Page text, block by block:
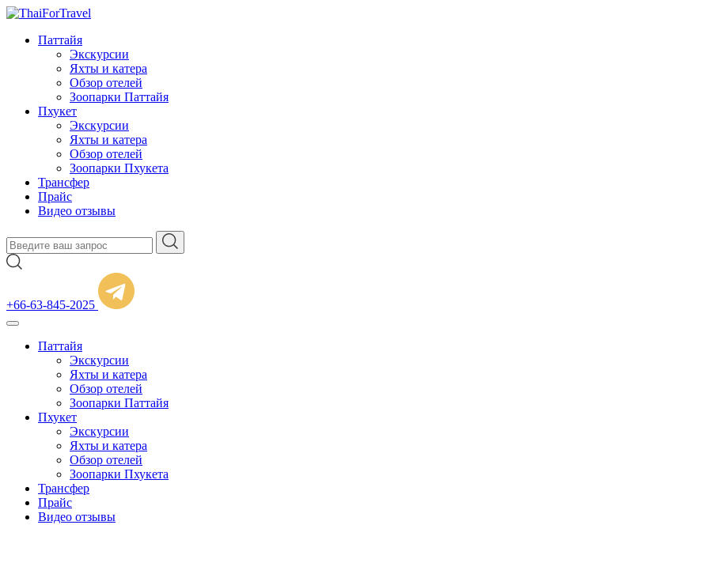
Паттайя
Экскурсии
Яхты и катера
Обзор отелей
Зоопарки Паттайя
Пхукет
Экскурсии
Яхты и катера
Обзор отелей
Зоопарки Пхукета
Трансфер
Прайс
Видео отзывы
+66-63-845-2025
Паттайя
Экскурсии
Яхты и катера
Обзор отелей
Зоопарки Паттайя
Пхукет
Экскурсии
Яхты и катера
Обзор отелей
Зоопарки Пхукета
Трансфер
Прайс
Видео отзывы